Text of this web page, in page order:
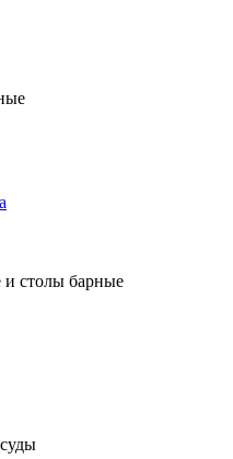
и столы барные